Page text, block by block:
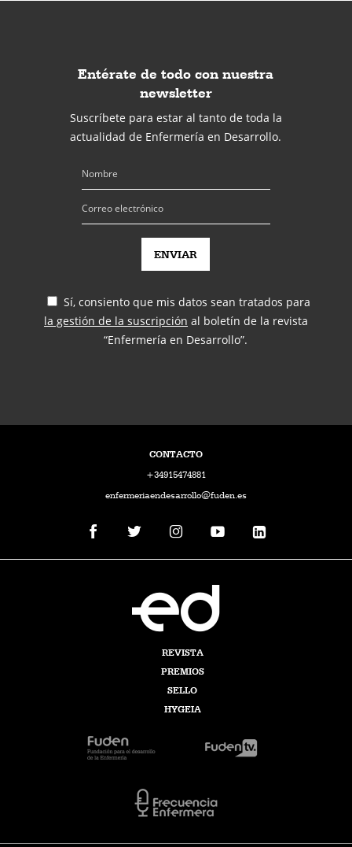
Entérate de todo con nuestra
newsletter
Suscríbete para estar al tanto de toda la
actualidad de Enfermería en Desarrollo.
Sí, consiento que mis datos sean tratados para
la gestión de la suscripción al boletín de la revista
“Enfermería en Desarrollo”.
CONTACTO
+34915474881
enfermeriaendesarrollo@fuden.es
REVISTA
PREMIOS
SELLO
HYGEIA